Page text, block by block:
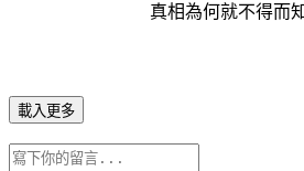
真相為何就不得而
載入更多